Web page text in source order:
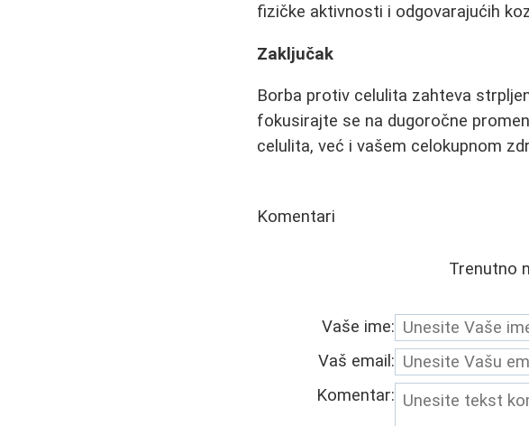
fizičke aktivnosti i odgovarajućih
Zaključak
Borba protiv celulita zahteva
fokusirajte se na dugoročne
celulita, već i vašem celokupnom
Komentari
Trenutno
Vaše ime:
Vaš email:
Komentar: